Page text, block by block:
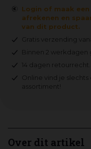
Login of maak
afrekenen en
van dit product.
Gratis verzending
Binnen 2 werkdagen
14 dagen retourrecht.
Online vind je
assortiment!
Over dit artikel